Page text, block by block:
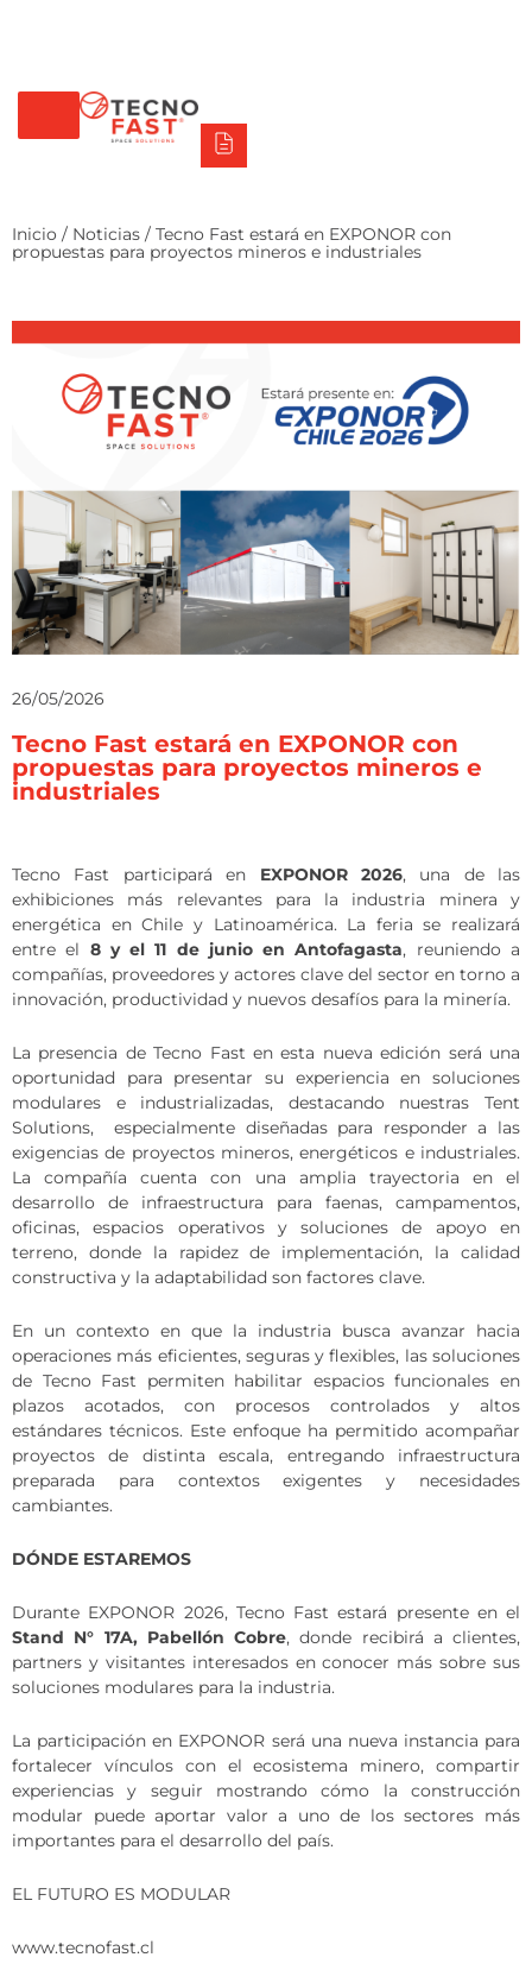
Inicio / Noticias / Tecno Fast estará en EXPONOR con
propuestas para proyectos mineros e industriales
26/05/2026
Tecno Fast estará en EXPONOR con
propuestas para proyectos mineros e
industriales
Tecno Fast participará en EXPONOR 2026, una de las
exhibiciones más relevantes para la industria minera y
energética en Chile y Latinoamérica. La feria se realizará
entre el 8 y el 11 de junio en Antofagasta, reuniendo a
compañías, proveedores y actores clave del sector en torno a
innovación, productividad y nuevos desafíos para la minería.
La presencia de Tecno Fast en esta nueva edición será una
oportunidad para presentar su experiencia en soluciones
modulares e industrializadas, destacando nuestras Tent
Solutions, especialmente diseñadas para responder a las
exigencias de proyectos mineros, energéticos e industriales.
La compañía cuenta con una amplia trayectoria en el
desarrollo de infraestructura para faenas, campamentos,
oficinas, espacios operativos y soluciones de apoyo en
terreno, donde la rapidez de implementación, la calidad
constructiva y la adaptabilidad son factores clave.
En un contexto en que la industria busca avanzar hacia
operaciones más eficientes, seguras y flexibles, las soluciones
de Tecno Fast permiten habilitar espacios funcionales en
plazos acotados, con procesos controlados y altos
estándares técnicos. Este enfoque ha permitido acompañar
proyectos de distinta escala, entregando infraestructura
preparada para contextos exigentes y necesidades
cambiantes.
DÓNDE ESTAREMOS
Durante EXPONOR 2026, Tecno Fast estará presente en el
Stand N° 17A, Pabellón Cobre, donde recibirá a clientes,
partners y visitantes interesados en conocer más sobre sus
soluciones modulares para la industria.
La participación en EXPONOR será una nueva instancia para
fortalecer vínculos con el ecosistema minero, compartir
experiencias y seguir mostrando cómo la construcción
modular puede aportar valor a uno de los sectores más
importantes para el desarrollo del país.
EL FUTURO ES MODULAR
www.tecnofast.cl